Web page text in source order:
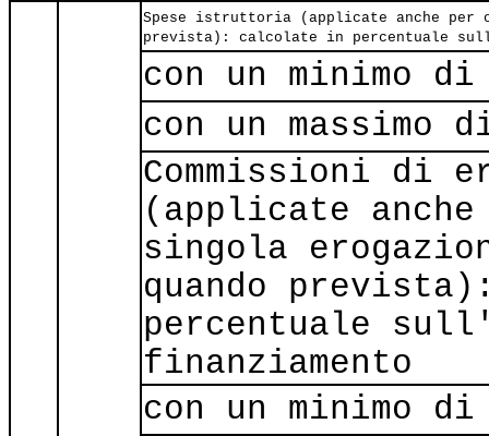
Spese istruttoria (applicate anche per
prevista): calcolate in percentuale
con un minimo di
con un massimo
Commissioni di
(applicate
singola
quando
percentuale
finanziamento
con un minimo di